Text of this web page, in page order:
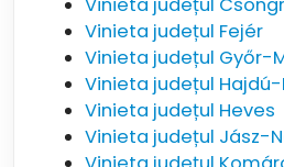
Vinieta județul
Vinieta județul Fejér
Vinieta județul Győr-
Vinieta județul Hajdú-
Vinieta județul Heves
Vinieta județul Jász-